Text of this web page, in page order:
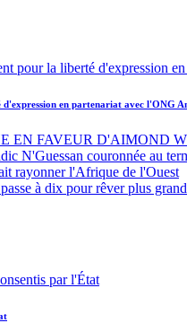
en partenariat avec l'ONG
EN FAVEUR D'AIMOND
N'Guessan couronnée au
rayonner l'Afrique de l'Ouest
à dix pour rêver plus grand